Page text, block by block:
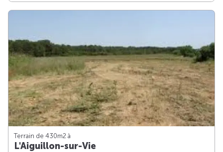
Terrain de 430m2 à
L'Aiguillon-sur-Vie